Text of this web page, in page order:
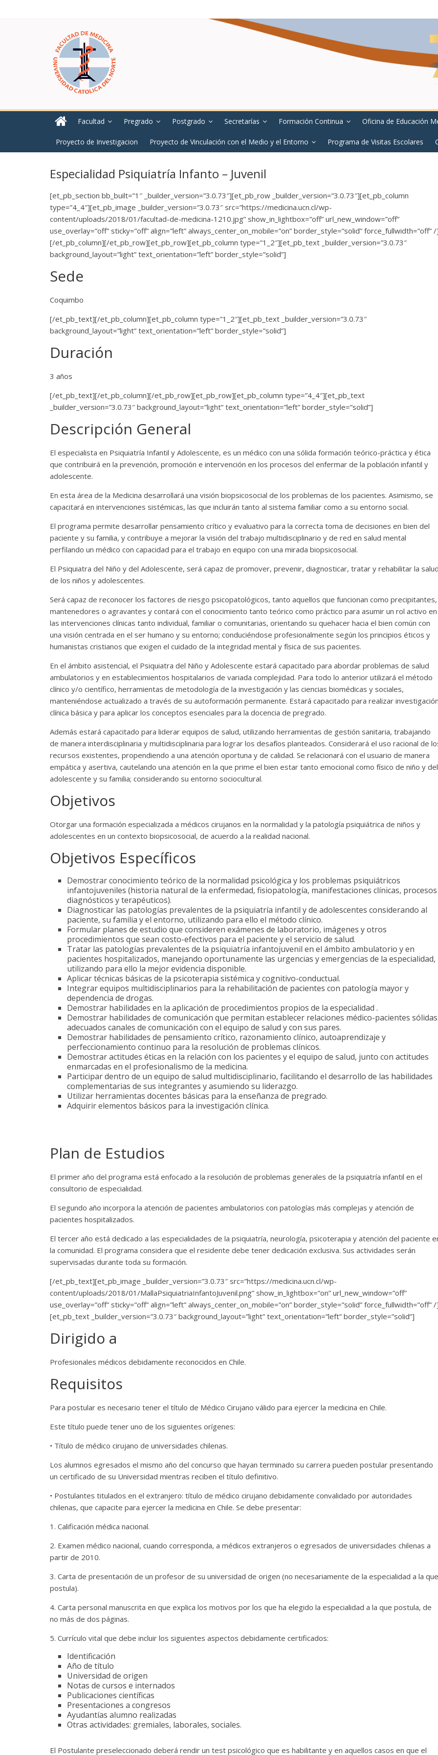
Facultad Pregrado Postgrado Secretarías Formación Continua Oficina de Educación
Proyecto de Investigacion Proyecto de Vinculación con el Medio y el Entorno Programa de Visitas Escolares
Especialidad Psiquiatría Infanto – Juvenil
[et_pb_section bb_built=”1″ _builder_version=”3.0.73″][et_pb_row _builder_version=”3.0.73″][et_pb_column
type=”4_4″][et_pb_image _builder_version=”3.0.73″ src=”https://medicina.ucn.cl/wp-
content/uploads/2018/01/facultad-de-medicina-1210.jpg” show_in_lightbox=”off” url_new_window=”off”
use_overlay=”off” sticky=”off” align=”left” always_center_on_mobile=”on” border_style=”solid” force_fullwidth=”off”
[/et_pb_column][/et_pb_row][et_pb_row][et_pb_column type=”1_2″][et_pb_text _builder_version=”3.0.73″
background_layout=”light” text_orientation=”left” border_style=”solid”]
Sede
Coquimbo
[/et_pb_text][/et_pb_column][et_pb_column type=”1_2″][et_pb_text _builder_version=”3.0.73″
background_layout=”light” text_orientation=”left” border_style=”solid”]
Duración
3 años
[/et_pb_text][/et_pb_column][/et_pb_row][et_pb_row][et_pb_column type=”4_4″][et_pb_text
_builder_version=”3.0.73″ background_layout=”light” text_orientation=”left” border_style=”solid”]
Descripción General
El especialista en Psiquiatría Infantil y Adolescente, es un médico con una sólida formación teórico-práctica y ética
que contribuirá en la prevención, promoción e intervención en los procesos del enfermar de la población infantil y
adolescente.
En esta área de la Medicina desarrollará una visión biopsicosocial de los problemas de los pacientes. Asimismo, se
capacitará en intervenciones sistémicas, las que incluirán tanto al sistema familiar como a su entorno social.
El programa permite desarrollar pensamiento crítico y evaluativo para la correcta toma de decisiones en bien del
paciente y su familia, y contribuye a mejorar la visión del trabajo multidisciplinario y de red en salud mental
perfilando un médico con capacidad para el trabajo en equipo con una mirada biopsicosocial.
El Psiquiatra del Niño y del Adolescente, será capaz de promover, prevenir, diagnosticar, tratar y rehabilitar la
de los niños y adolescentes.
Será capaz de reconocer los factores de riesgo psicopatológicos, tanto aquellos que funcionan como precipitantes,
mantenedores o agravantes y contará con el conocimiento tanto teórico como práctico para asumir un rol activo en
las intervenciones clínicas tanto individual, familiar o comunitarias, orientando su quehacer hacia el bien común con
una visión centrada en el ser humano y su entorno; conduciéndose profesionalmente según los principios éticos y
humanistas cristianos que exigen el cuidado de la integridad mental y física de sus pacientes.
En el ámbito asistencial, el Psiquiatra del Niño y Adolescente estará capacitado para abordar problemas de salud
ambulatorios y en establecimientos hospitalarios de variada complejidad. Para todo lo anterior utilizará el método
clínico y/o científico, herramientas de metodología de la investigación y las ciencias biomédicas y sociales,
manteniéndose actualizado a través de su autoformación permanente. Estará capacitado para realizar
clínica básica y para aplicar los conceptos esenciales para la docencia de pregrado.
Además estará capacitado para liderar equipos de salud, utilizando herramientas de gestión sanitaria, trabajando
de manera interdisciplinaria y multidisciplinaria para lograr los desafíos planteados. Considerará el uso racional de
recursos existentes, propendiendo a una atención oportuna y de calidad. Se relacionará con el usuario de manera
empática y asertiva, cautelando una atención en la que prime el bien estar tanto emocional como físico de niño y del
adolescente y su familia; considerando su entorno sociocultural.
Objetivos
Otorgar una formación especializada a médicos cirujanos en la normalidad y la patología psiquiátrica de niños y
adolescentes en un contexto biopsicosocial, de acuerdo a la realidad nacional.
Objetivos Específicos
Demostrar conocimiento teórico de la normalidad psicológica y los problemas psiquiátricos
infantojuveniles (historia natural de la enfermedad, fisiopatología, manifestaciones clínicas, procesos
diagnósticos y terapéuticos).
Diagnosticar las patologías prevalentes de la psiquiatría infantil y de adolescentes considerando al
paciente, su familia y el entorno, utilizando para ello el método clínico.
Formular planes de estudio que consideren exámenes de laboratorio, imágenes y otros
procedimientos que sean costo-efectivos para el paciente y el servicio de salud.
Tratar las patologías prevalentes de la psiquiatría infantojuvenil en el ámbito ambulatorio y en
pacientes hospitalizados, manejando oportunamente las urgencias y emergencias de la especialidad,
utilizando para ello la mejor evidencia disponible.
Aplicar técnicas básicas de la psicoterapia sistémica y cognitivo-conductual.
Integrar equipos multidisciplinarios para la rehabilitación de pacientes con patología mayor y
dependencia de drogas.
Demostrar habilidades en la aplicación de procedimientos propios de la especialidad .
Demostrar habilidades de comunicación que permitan establecer relaciones médico-pacientes
adecuados canales de comunicación con el equipo de salud y con sus pares.
Demostrar habilidades de pensamiento crítico, razonamiento clínico, autoaprendizaje y
perfeccionamiento continuo para la resolución de problemas clínicos.
Demostrar actitudes éticas en la relación con los pacientes y el equipo de salud, junto con actitudes
enmarcadas en el profesionalismo de la medicina.
Participar dentro de un equipo de salud multidisciplinario, facilitando el desarrollo de las habilidades
complementarias de sus integrantes y asumiendo su liderazgo.
Utilizar herramientas docentes básicas para la enseñanza de pregrado.
Adquirir elementos básicos para la investigación clínica.
Plan de Estudios
El primer año del programa está enfocado a la resolución de problemas generales de la psiquiatría infantil en el
consultorio de especialidad.
El segundo año incorpora la atención de pacientes ambulatorios con patologías más complejas y atención de
pacientes hospitalizados.
El tercer año está dedicado a las especialidades de la psiquiatría, neurología, psicoterapia y atención del paciente
la comunidad. El programa considera que el residente debe tener dedicación exclusiva. Sus actividades serán
supervisadas durante toda su formación.
[/et_pb_text][et_pb_image _builder_version=”3.0.73″ src=”https://medicina.ucn.cl/wp-
content/uploads/2018/01/MallaPsiquiatriaInfantoJuvenil.png” show_in_lightbox=”on” url_new_window=”off”
use_overlay=”off” sticky=”off” align=”left” always_center_on_mobile=”on” border_style=”solid” force_fullwidth=”off”
[et_pb_text _builder_version=”3.0.73″ background_layout=”light” text_orientation=”left” border_style=”solid”]
Dirigido a
Profesionales médicos debidamente reconocidos en Chile.
Requisitos
Para postular es necesario tener el título de Médico Cirujano válido para ejercer la medicina en Chile.
Este título puede tener uno de los siguientes orígenes:
• Título de médico cirujano de universidades chilenas.
Los alumnos egresados el mismo año del concurso que hayan terminado su carrera pueden postular presentando
un certificado de su Universidad mientras reciben el título definitivo.
• Postulantes titulados en el extranjero: título de médico cirujano debidamente convalidado por autoridades
chilenas, que capacite para ejercer la medicina en Chile. Se debe presentar:
1. Calificación médica nacional.
2. Examen médico nacional, cuando corresponda, a médicos extranjeros o egresados de universidades chilenas a
partir de 2010.
3. Carta de presentación de un profesor de su universidad de origen (no necesariamente de la especialidad a la que
postula).
4. Carta personal manuscrita en que explica los motivos por los que ha elegido la especialidad a la que postula, de
no más de dos páginas.
5. Currículo vital que debe incluir los siguientes aspectos debidamente certificados:
Identificación
Año de título
Universidad de origen
Notas de cursos e internados
Publicaciones científicas
Presentaciones a congresos
Ayudantías alumno realizadas
Otras actividades: gremiales, laborales, sociales.
El Postulante preseleccionado deberá rendir un test psicológico que es habilitante y en aquellos casos en que el